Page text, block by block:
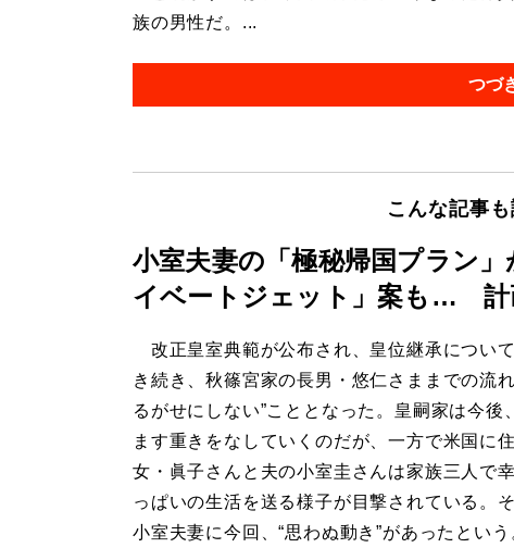
族の男性だ。...
つづ
こんな記事
小室夫妻の「極秘帰国プラン
イベートジェット」案も… 計
改正皇室典範が公布され、皇位継承について
き続き、秋篠宮家の長男・悠仁さままでの流
るがせにしない”こととなった。皇嗣家は今後
ます重きをなしていくのだが、一方で米国に
女・眞子さんと夫の小室圭さんは家族三人で
っぱいの生活を送る様子が目撃されている。
小室夫妻に今回、“思わぬ動き”があったという